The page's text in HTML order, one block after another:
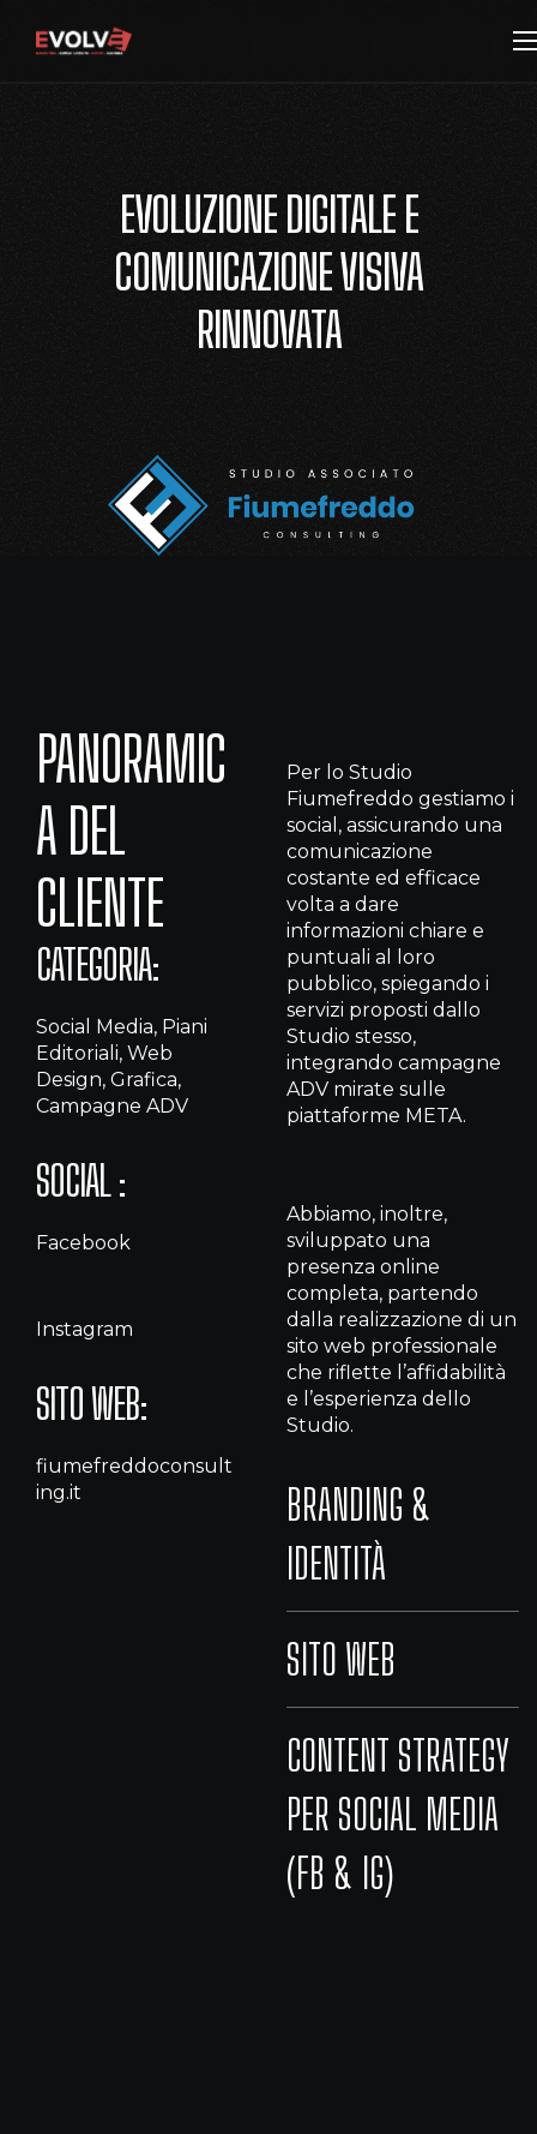
EVOLUZIONE DIGITALE E
COMUNICAZIONE VISIVA
RINNOVATA
PANORAMIC
A DEL
CLIENTE
CATEGORIA:
Social Media, Piani
Editoriali, Web
Design, Grafica,
Campagne ADV
SOCIAL :
Facebook
Instagram
SITO WEB:
fiumefreddoconsult
ing.it
Per lo Studio
Fiumefreddo gestiamo i
social, assicurando una
comunicazione
costante ed efficace
volta a dare
informazioni chiare e
puntuali al loro
pubblico, spiegando i
servizi proposti dallo
Studio stesso,
integrando campagne
ADV mirate sulle
piattaforme META.
Abbiamo, inoltre,
sviluppato una
presenza online
completa, partendo
dalla realizzazione di un
sito web professionale
che riflette l’affidabilità
e l’esperienza dello
Studio.
BRANDING &
IDENTITÀ
SITO WEB
CONTENT STRATEGY
PER SOCIAL MEDIA
(FB & IG)